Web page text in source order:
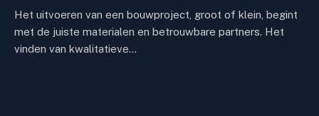
Het uitvoeren van een bouwproject, groot of klein, begint
met de juiste materialen en betrouwbare partners. Het
vinden van kwalitatieve…